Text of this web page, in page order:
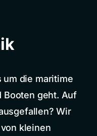
um die maritime
Booten geht. Auf
Wir
kleinen